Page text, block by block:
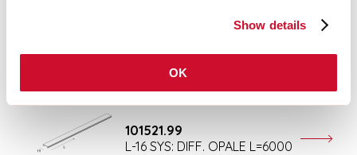
Show details
OK
101521.99
L-16 SYS: DIFF. OPALE L=6000